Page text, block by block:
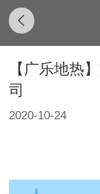
【广乐地热
司
2020-10-24